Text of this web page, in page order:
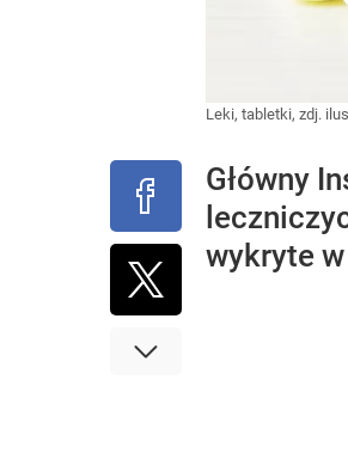
Leki, tabletki, zdj.
Główny
wykryte